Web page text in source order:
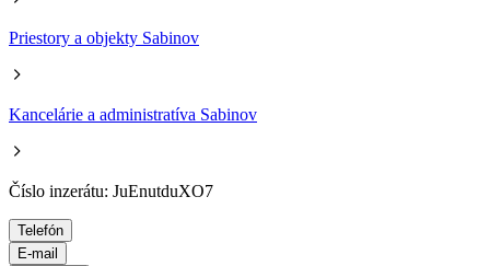
Priestory a objekty Sabinov
Kancelárie a administratíva Sabinov
Číslo inzerátu: JuEnutduXO7
Telefón
E-mail